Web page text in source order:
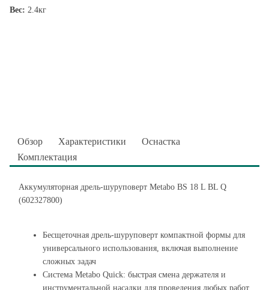
Вес: 2.4кг
Обзор Характеристики
Оснастка
Комплектация
Аккумуляторная дрель-шуруповерт Metabo BS 18 L BL Q
(602327800)
Бесщеточная дрель-шуруповерт компактной формы для
универсального использования, включая выполнение
сложных задач
Система Metabo Quick: быстрая смена держателя и
инструментальной насадки для проведения любых работ